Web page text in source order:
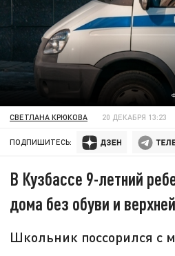
СВЕТЛАНА КРЮКОВА 20 ДЕКАБРЯ 13:23
ПОДПИШИТЕСЬ:
В Кузбассе 9-летний
дома без обуви и
Школьник поссорился с